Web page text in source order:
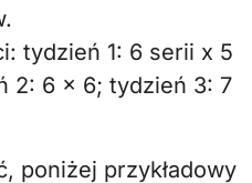
tydzień 1: 6 serii x 5
2: 6 x 6; tydzień 3: 7
poniżej przykładowy